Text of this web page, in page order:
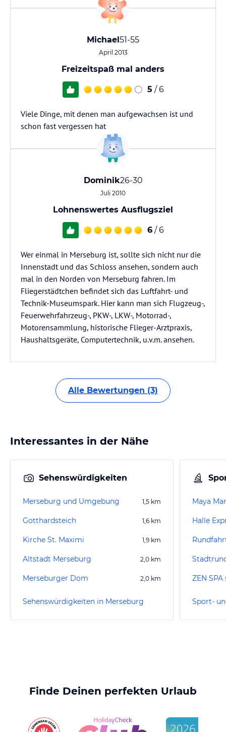
Michael51-55
April 2013
Freizeitspaß mal anders
5 / 6
Viele Dinge, mit denen man aufgewachsen ist und
schon fast vergessen hat
Dominik26-30
Juli 2010
Lohnenswertes Ausflugsziel
6 / 6
Wer einmal in Merseburg ist, sollte sich nicht nur die
Innenstadt und das Schloss ansehen, sondern auch
mal in den Norden von Merseburg fahren. Im
Fliegerstädtchen befindet sich das Luftfahrt- und
Technik-Museumspark. Hier kann man sich Flugzeug-,
Feuerwehrfahrzeug-, PKW-, LKW-, Motorrad-,
Motorensammlung, historische Flieger-Arztpraxis,
Haushaltsgeräte, Computertechnik, u.v.m. ansehen.
Alle Bewertungen (3)
Interessantes in der Nähe
Sehenswürdigkeiten
Merseburg und Umgebung 1,5 km
Gotthardsteich 1,6 km
Kirche St. Maximi 1,9 km
Altstadt Merseburg 2,0 km
Merseburger Dom 2,0 km
Sehenswürdigkeiten in Merseburg
Maya
ZEN
Finde Deinen perfekten Urlaub